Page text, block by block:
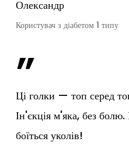
Олександр
Користувач з діабетом 1 типу
”
Ці голки — топ серед
Ін'єкція м'яка, без
боїться уколів!